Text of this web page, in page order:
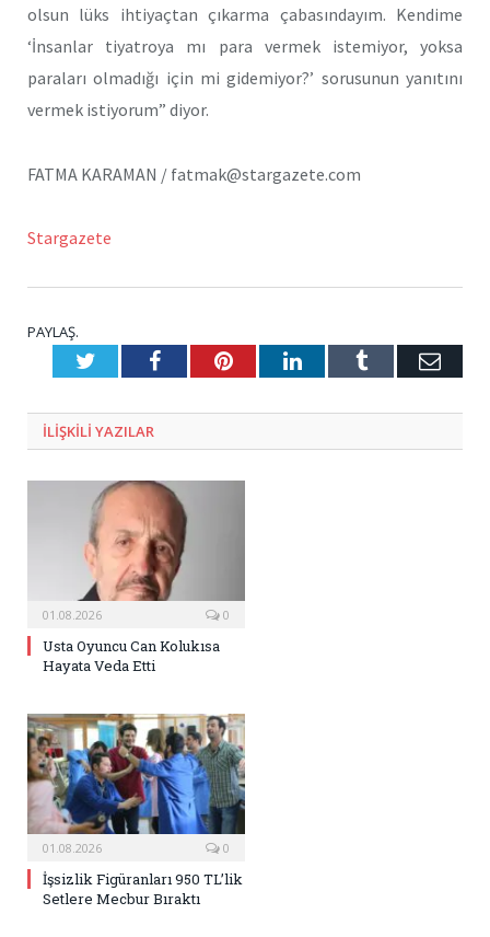
olsun lüks ihtiyaçtan çıkarma çabasındayım. Kendime
‘İnsanlar tiyatroya mı para vermek istemiyor, yoksa
paraları olmadığı için mi gidemiyor?’ sorusunun yanıtını
vermek istiyorum” diyor.
FATMA KARAMAN / fatmak@stargazete.com
Stargazete
PAYLAŞ.
TwitterFacebookPinterestLinkedInTumblr E-
ILIŞKILI YAZILAR
01.08.2026 0
Usta Oyuncu Can Kolukısa
Hayata Veda Etti
01.08.2026 0
İşsizlik Figüranları 950 TL’lik
Setlere Mecbur Bıraktı